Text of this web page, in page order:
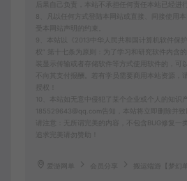
后果自己负责，本站不承担任何责任本站已经进
8、凡以任何方式登陆本网站或直接、间接使用本
受本网站声明的约束。
9、本站以《2013中华人民共和国计算机软件保
权” 第十七条为原则：为了学习和研究软件内含
装显示传输或者存储软件等方式使用软件的，可
不向其支付报酬。若有学员需要商用本站资源，
10、本站如无意中侵犯了某个企业或个人的知识
185529643@qq.com告知，本站将立即删除并致
请注意：无所谓完美的内容，不包含BUG修复一
追求完美请勿赞助！
爱游网单 搬运端游【梦幻